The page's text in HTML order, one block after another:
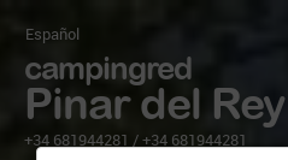
Español
campingred
Pinar del Rey
+34 681944281 /+34 681944281